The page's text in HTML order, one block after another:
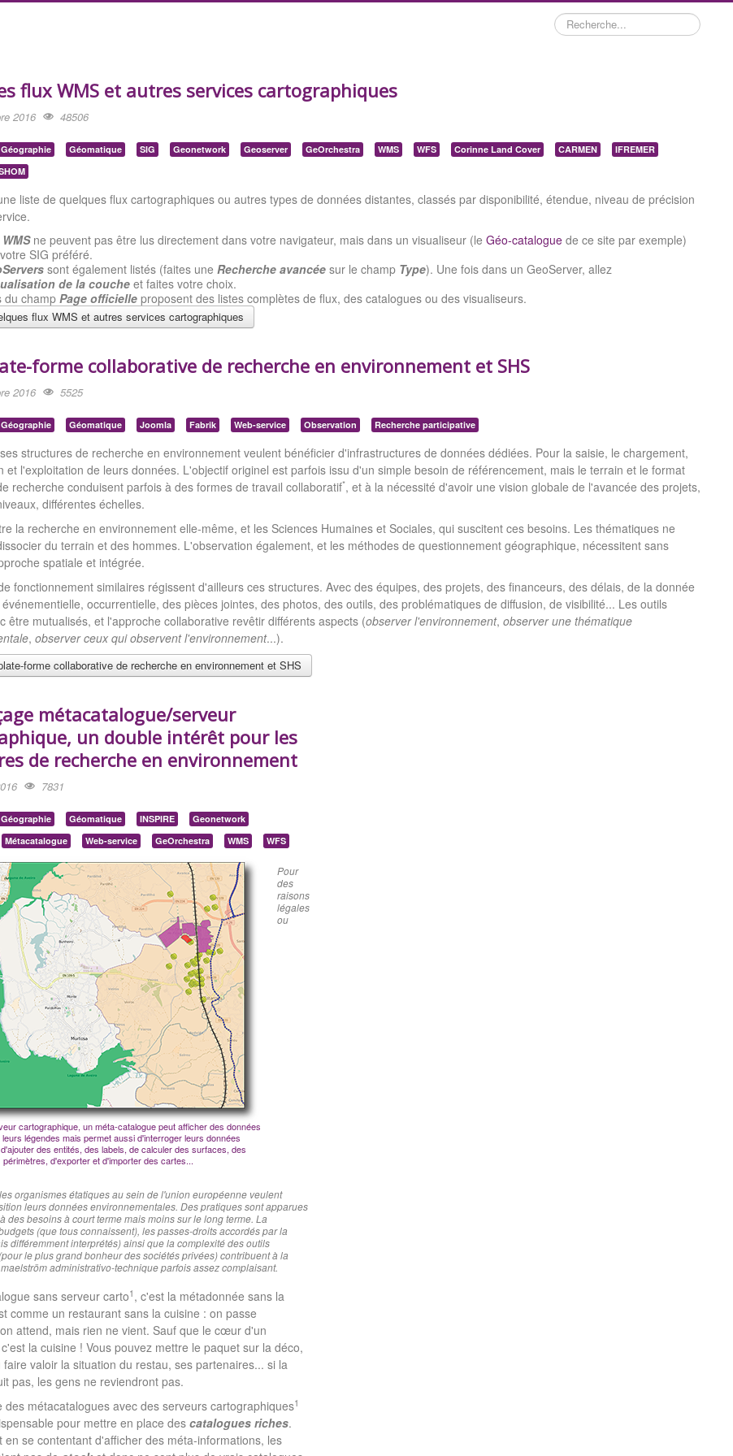
Rechercher
flux WMS et autres services cartographiques
2016 48506
Géographie Géomatique SIG Geonetwork Geoserver GeOrchestra WMS WFS Corinne Land Cover CARMEN
IFREMER
liste de quelques flux cartographiques ou autres types de données distantes, classés par disponibilité, étendue, niveau de précision
ne peuvent pas être lus directement dans votre navigateur, mais dans un visualiseur (le Géo-cataloguede ce site par exemple)
SIG préféré.
sont également listés (faites une Recherche avancéesur le champ Type). Une fois dans un GeoServer, allez
de la coucheet faites votre choix.
du champPage officielleproposent des listes complètes de flux, des catalogues ou des visualiseurs.
flux WMS et autres services cartographiques
forme collaborative de recherche en environnement et SHS
2016 5525
Géographie Géomatique Joomla Fabrik Web-service Observation Recherche participative
structures de recherche en environnement veulent bénéficier d'infrastructures de données dédiées. Pour la saisie, le chargement,
et l'exploitation de leurs données. L'objectif originel est parfois issu d'un simple besoin de référencement, mais le terrain et le format
recherche conduisent parfois à des formes de travail collaboratif*, et à la nécessité d'avoir une vision globale de l'avancée des projets,
différentes échelles.
la recherche en environnement elle-même, et les Sciences Humaines et Sociales, qui suscitent ces besoins. Les thématiques ne
du terrain et des hommes. L'observation également, et les méthodes de questionnement géographique, nécessitent sans
spatiale et intégrée.
fonctionnement similaires régissent d'ailleurs ces structures. Avec des équipes, des projets, des financeurs, des délais, de la donnée
occurrentielle, des pièces jointes, des photos, des outils, des problématiques de diffusion, de visibilité... Les outils
être mutualisés, et l'approche collaborative revêtir différents aspects (observer l'environnement, observer une thématique
, observer ceux qui observent l'environnement...).
forme collaborative de recherche en environnement et SHS
métacatalogue/serveur
un double intérêt pour les
de recherche en environnement
7831
Géographie Géomatique INSPIRE
Geonetwork
Métacatalogue Web-service GeOrchestra WMS WFS
cartographique, un méta-catalogue peut afficher des données
légendes mais permet aussi d'interroger leurs données
des entités, des labels, de calculer des surfaces, des
périmètres, d'exporter et d'importer des cartes...
Pour
des
raisons
légales
ou
organismes étatiques au sein de l'union européenne veulent
leurs données environnementales. Des pratiques sont apparues
des besoins à court terme mais moins sur le long terme. La
(que tous connaissent), les passes-droits accordés par la
différemment interprétés) ainsi que la complexité des outils
le plus grand bonheur des sociétés privées) contribuent à la
administrativo-technique parfois assez complaisant.
sans serveur carto1 , c'est la métadonnée sans la
comme un restaurant sans la cuisine : on passe
attend, mais rien ne vient. Sauf que le cœur d'un
la cuisine ! Vous pouvez mettre le paquet sur la déco,
faire valoir la situation du restau, ses partenaires... si la
pas, les gens ne reviendront pas.
des métacatalogues avec des serveurs cartographiques1
pour mettre en place des catalogues riches.
en se contentant d'afficher des méta-informations, les